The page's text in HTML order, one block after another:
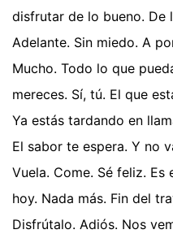
disfrutar de lo bueno. De
Adelante. Sin miedo. A
Mucho. Todo lo que
mereces. Sí, tú. El que
Ya estás tardando en
El sabor te espera. Y no
Vuela. Come. Sé feliz.
hoy. Nada más. Fin del
Disfrútalo. Adiós. Nos